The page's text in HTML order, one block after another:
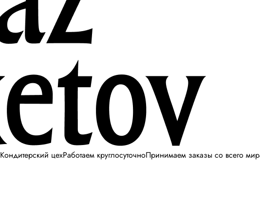
Кондитерский цехРаботаем круглосуточноПринимаем заказы со всего